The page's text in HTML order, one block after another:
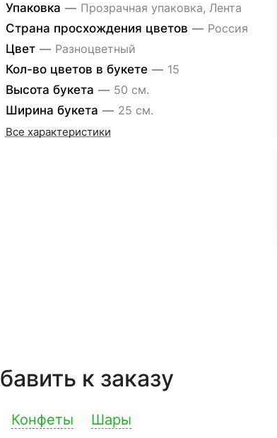
Упаковка — Прозрачная упаковка, Лента
Страна просхождения цветов — Россия
Цвет — Разноцветный
Кол-во цветов в букете — 15
Высота букета — 50 см.
Ширина букета — 25 см.
Все характеристики
к заказу
Конфеты Шары